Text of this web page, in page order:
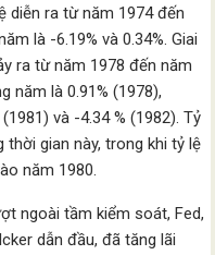
diễn ra từ năm 1974 đến
là -6.19% và 0.34%. Giai
ra từ năm 1978 đến năm
năm là 0.91% (1978),
và -4.34 % (1982). Tỷ
thời gian này, trong khi tỷ lệ
năm 1980.
ngoài tầm kiểm soát, Fed,
dẫn đầu, đã tăng lãi